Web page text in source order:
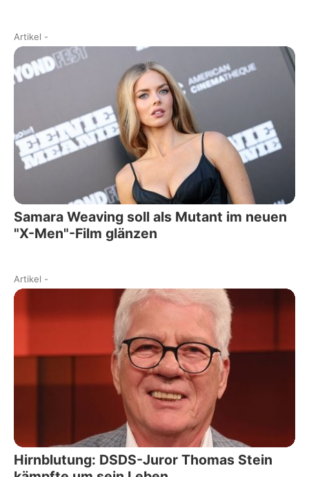
Artikel -
Samara Weaving soll als Mutant im neuen
"X-Men"-Film glänzen
Artikel -
Hirnblutung: DSDS-Juror Thomas Stein